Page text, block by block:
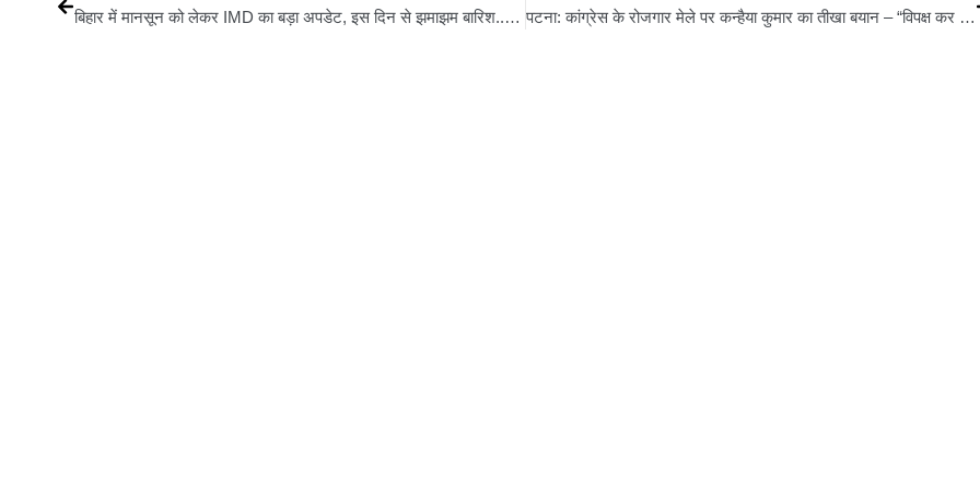
बिहार में मानसून को लेकर IMD का बड़ा अपडेट, इस दिन से झमाझम बारिश..कई जिलों में यलो अलर्ट जारी पटना: कांग्रेस के रोजगार मेले पर कन्हैया कुमार का तीखा बयान – “विपक्ष कर सकता है तो सरकार क्यों नहीं?”